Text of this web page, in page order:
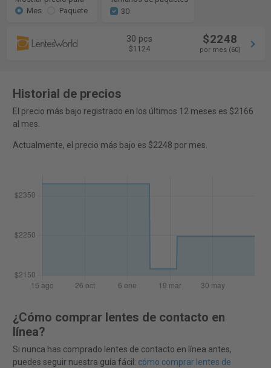
Mes
Paquete
30
30 pcs
$1124
$2248
por mes (60)
Historial de precios
El precio más bajo registrado en los últimos 12 meses es $2166
al mes.
Actualmente, el precio más bajo es $2248 por mes.
¿Cómo comprar lentes de contacto en
línea?
Si nunca has comprado lentes de contacto en línea antes,
puedes seguir nuestra guía fácil: cómo comprar lentes de